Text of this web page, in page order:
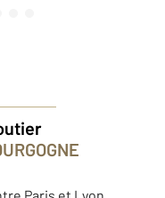
Paris et Lyon,